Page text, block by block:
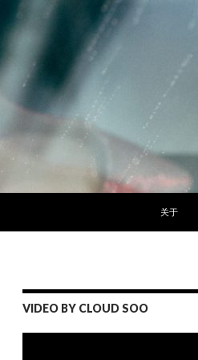
关于
VIDEO BY CLOUD SOO